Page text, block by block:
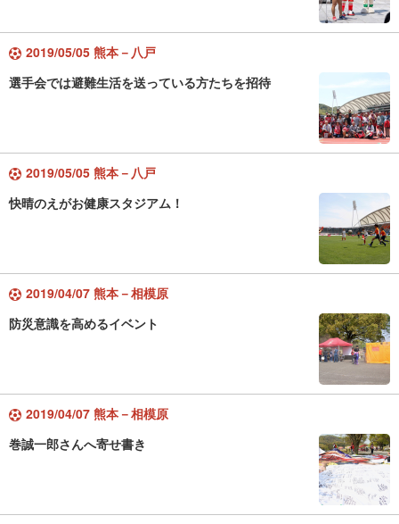
2019/05/05 熊本－八戸
選手会では避難生活を送っている方たちを招待
2019/05/05 熊本－八戸
快晴のえがお健康スタジアム！
2019/04/07 熊本－相模原
防災意識を高めるイベント
2019/04/07 熊本－相模原
巻誠一郎さんへ寄せ書き